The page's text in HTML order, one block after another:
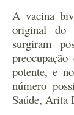
A vacina
original do
surgiram
potente, e
número
Saúde, Arita